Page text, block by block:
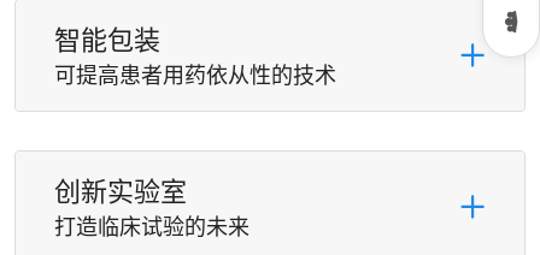
智能包装
可提高患者用药依从性的技术
创新实验室
打造临床试验的未来